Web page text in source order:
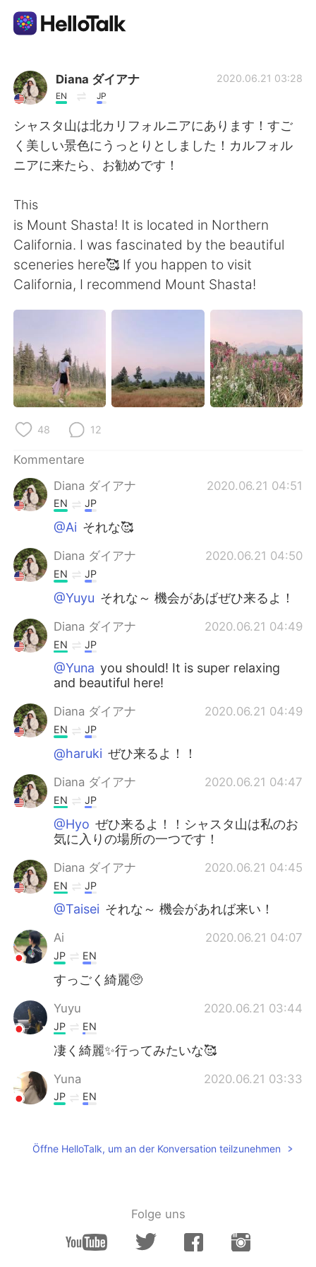
Sprachaustausch-App
AI Grammar Checker
Deutsch
繁體中文 Español
العربية Français
Русский
Indonesia Italiano
Türkçe
Português
Diana ダイアナ
EN JP
2020.06.21 03:28
シャスタ山は北カリフォルニアにあります！すご
く美しい景色にうっとりとしました！カルフォル
ニアに来たら、お勧めです！
This
is Mount Shasta! It is located in Northern
California. I was fascinated by the beautiful
sceneries here🥰 If you happen to visit
California, I recommend Mount Shasta!
48 12
Kommentare
Diana ダイアナ
2020.06.21 04:51
EN JP
@Ai それな🥰
Diana ダイアナ 2020.06.21 04:50
EN JP
@Yuyu それな～ 機会があばぜひ来るよ！
Diana ダイアナ 2020.06.21 04:49
EN JP
@Yuna you should! It is super relaxing
and beautiful here!
Diana ダイアナ 2020.06.21 04:49
EN JP
@haruki ぜひ来るよ！！
Diana ダイアナ 2020.06.21 04:47
EN JP
@Hyo ぜひ来るよ！！シャスタ山は私のお
気に入りの場所の一つです！
Diana ダイアナ 2020.06.21 04:45
EN JP
@Taisei それな～ 機会があれば来い！
Ai 2020.06.21 04:07
JP EN
すっごく綺麗🥺
Yuyu 2020.06.21 03:44
JP EN
凄く綺麗✨行ってみたいな🥰
Yuna 2020.06.21 03:33
JP EN
haruki 2020.06.21 03:32
JP EN
Öffne HelloTalk, um an der Konversation teilzunehmen
Folge uns